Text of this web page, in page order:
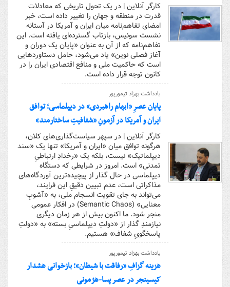
کارگر آنلاین | در یک تحول تاریخی که معادلات
قدرت در منطقه و جهان را تغییر داده است، خبر
امضای تفاهم‌نامه میان ایران و آمریکا در آستانه
نشست سوئیس، بازتاب گسترده‌ای یافته است. این
تفاهم‌نامه که از آن به عنوان «پایان یک دوران و
آغاز فصلی نوین» یاد می‌شود، حامل دستاوردهایی
است که حاکمیت ملی و منافع اقتصادی ایران را در
کانون توجه قرار داده است.
یادداشت بهزاد تیمورپور
پایان عصرِ «ابهام راهبردی» در دیپلماسی؛ توافق
ایران و آمریکا در آزمونِ «شفافیتِ ساختارمند»
کارگر آنلاین | در سپهر سیاست‌گذاری‌های کلان،
هرگونه توافق میان «ایران و آمریکا» تنها یک «سند
دیپلماتیک» نیست، بلکه یک «رخدادِ ارتباطیِ
تمدنی» است. امروز در شرایطی که دستگاه
دیپلماسی در حال گذار از پیچیده‌ترین آوردگاه‌های
مذاکراتی است، عدم تبیین دقیقِ این فرایند،
می‌تواند به جای تقویت انسجام ملی، به «آشوبِ
معنایی» (Semantic Chaos) در افکار عمومی
منجر شود. ما اکنون بیش از هر زمان دیگری
نیازمندِ گذار از «دولتِ دیپلماسیِ بسته‌» به «دولتِ
پاسخگویِ شفاف» هستیم.
یادداشت بهزاد تیمورپور
هزینه‌ گزافِ «رفاقت با شیطان»؛ بازخوانی هشدار
کیسینجر در عصر پسا-هژمونی